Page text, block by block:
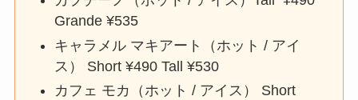
Grande ¥535
キャラメル マキアート（ホット / アイ
ス） Short ¥490 Tall ¥530
カフェ モカ（ホット / アイス） Short